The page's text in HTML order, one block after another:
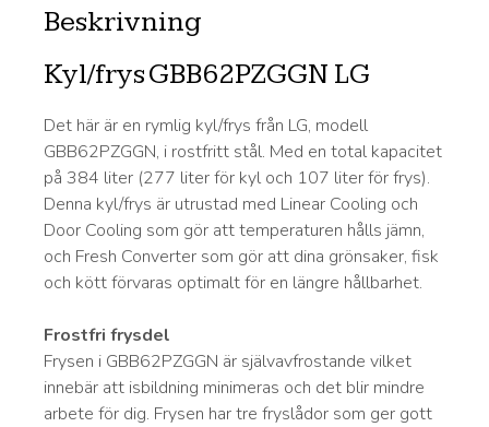
Beskrivning
Kyl/frys GBB62PZGGN LG
Det här är en rymlig kyl/frys från LG, modell
GBB62PZGGN, i rostfritt stål. Med en total kapacitet
på 384 liter (277 liter för kyl och 107 liter för frys).
Denna kyl/frys är utrustad med Linear Cooling och
Door Cooling som gör att temperaturen hålls jämn,
och Fresh Converter som gör att dina grönsaker, fisk
och kött förvaras optimalt för en längre hållbarhet.
Frostfri frysdel
Frysen i GBB62PZGGN är självavfrostande vilket
innebär att isbildning minimeras och det blir mindre
arbete för dig. Frysen har tre fryslådor som ger gott